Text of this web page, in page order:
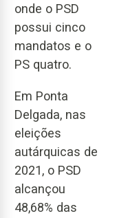
onde o PSD
possui cinco
mandatos e o
PS quatro.
Em Ponta
Delgada, nas
eleições
autárquicas de
2021, o PSD
alcançou
48,68% das